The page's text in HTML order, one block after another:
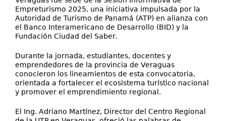
Empreturismo 2025, una iniciativa impulsada por la
Autoridad de Turismo de Panamá (ATP) en alianza con
el Banco Interamericano de Desarrollo (BID) y la
Fundación Ciudad del Saber.
Durante la jornada, estudiantes, docentes y
emprendedores de la provincia de Veraguas
conocieron los lineamientos de esta convocatoria,
orientada a fortalecer el ecosistema turístico nacional
y promover el emprendimiento regional.
El Ing. Adriano Martínez, Director del Centro Regional